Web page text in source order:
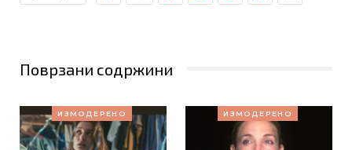
Поврзани содржини
ИЗМОДЕРЕНО ИЗМОДЕРЕНО